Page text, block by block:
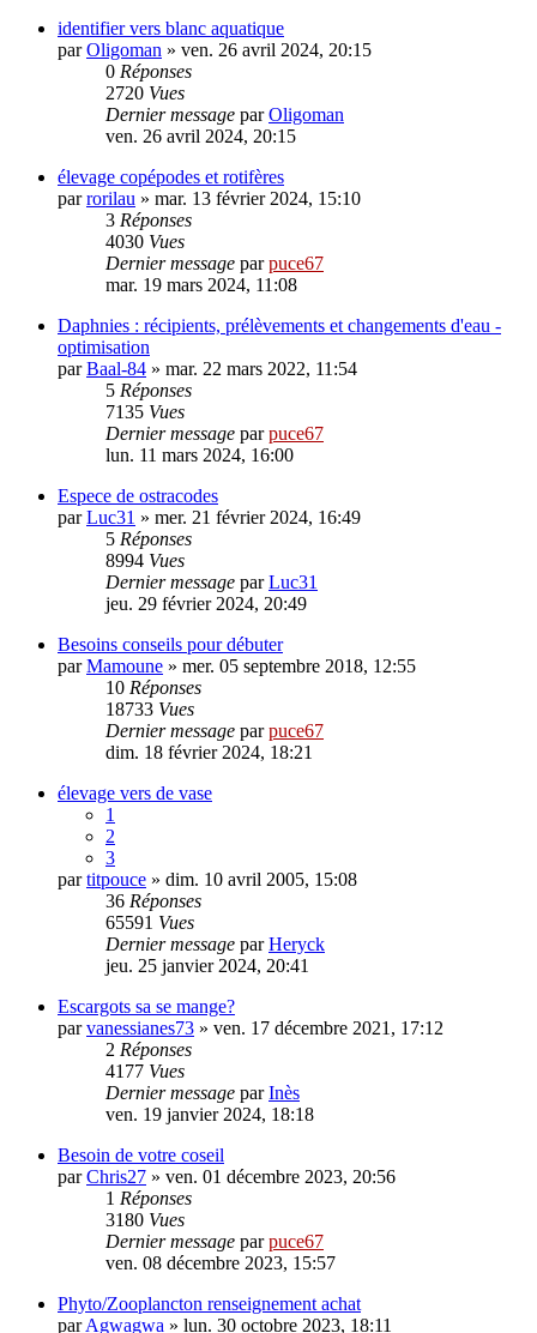
identifier vers blanc aquatique
parOligoman » ven. 26 avril 2024, 20:15
0 Réponses
2720 Vues
Dernier message parOligoman
ven. 26 avril 2024, 20:15
élevage copépodes et rotifères
parrorilau » mar. 13 février 2024, 15:10
3 Réponses
4030 Vues
Dernier message parpuce67
mar. 19 mars 2024, 11:08
Daphnies : récipients, prélèvements et changements d'eau -
optimisation
parBaal-84 » mar. 22 mars 2022, 11:54
5 Réponses
7135 Vues
Dernier message parpuce67
lun. 11 mars 2024, 16:00
Espece de ostracodes
parLuc31 » mer. 21 février 2024, 16:49
5 Réponses
8994 Vues
Dernier message parLuc31
jeu. 29 février 2024, 20:49
Besoins conseils pour débuter
parMamoune » mer. 05 septembre 2018, 12:55
10 Réponses
18733 Vues
Dernier message parpuce67
dim. 18 février 2024, 18:21
élevage vers de vase
1
2
3
partitpouce » dim. 10 avril 2005, 15:08
36 Réponses
65591 Vues
Dernier message parHeryck
jeu. 25 janvier 2024, 20:41
Escargots sa se mange?
parvanessianes73 » ven. 17 décembre 2021, 17:12
2 Réponses
4177 Vues
Dernier message parInès
ven. 19 janvier 2024, 18:18
Besoin de votre coseil
parChris27 » ven. 01 décembre 2023, 20:56
1 Réponses
3180 Vues
Dernier message parpuce67
ven. 08 décembre 2023, 15:57
Phyto/Zooplancton renseignement achat
parAgwagwa » lun. 30 octobre 2023, 18:11